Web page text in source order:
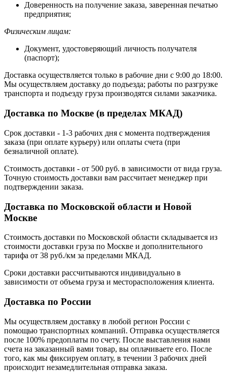
Доверенность на получение заказа, заверенная печатью
предприятия;
Физическим лицам:
Документ, удостоверяющий личность получателя
(паспорт);
Доставка осуществляется только в рабочие дни с 9:00 до 18:00.
Мы осуществляем доставку до подъезда; работы по разгрузке
транспорта и подъезду груза производятся силами заказчика.
Доставка по Москве (в пределах МКАД)
Срок доставки - 1-3 рабочих дня с момента подтверждения
заказа (при оплате курьеру) или оплаты счета (при
безналичной оплате).
Стоимость доставки - от 500 руб. в зависимости от вида груза.
Точную стоимость доставки вам рассчитает менеджер при
подтверждении заказа.
Доставка по Московской области и Новой
Москве
Стоимость доставки по Московской области складывается из
стоимости доставки груза по Москве и дополнительного
тарифа от 38 руб./км за пределами МКАД.
Сроки доставки рассчитываются индивидуально в
зависимости от объема груза и месторасположения клиента.
Доставка по России
Мы осуществляем доставку в любой регион России с
помощью транспортных компаний. Отправка осуществляется
после 100% предоплаты по счету. После выставления нами
счета на заказанный вами товар, вы оплачиваете его. После
того, как мы фиксируем оплату, в течении 3 рабочих дней
происходит незамедлительная отправка заказа.